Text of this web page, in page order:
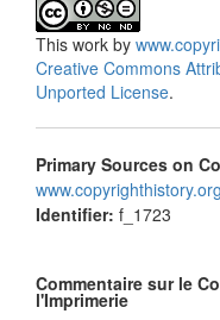
This work by
Creative Commons
Unported License.
Primary Sources on
www.copyrighthistory.org
Identifier: f_1723
Commentaire sur le
l'Imprimerie